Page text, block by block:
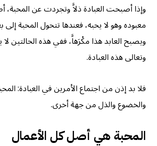
وإذا أصبحت العبادة ذلاًَ وتجردت عن المحبة،
معبوده وهو لا يحبه، فعندها تتحول المحبة
ويصبح العابد هذا مكْرَهاًَ، ففي هذه الحالتين لا
وتعالى هذه العبادة.
فلا بد إذن من اجتماع الأمرين في العبادة:
والخضوع والذل من جهة أخرى.
المحبة هي أصل كل الأعمال